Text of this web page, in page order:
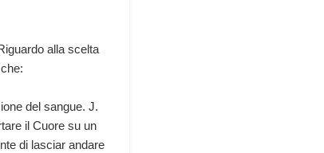
alla scelta
del sangue. J.
il Cuore su un
di lasciar andare